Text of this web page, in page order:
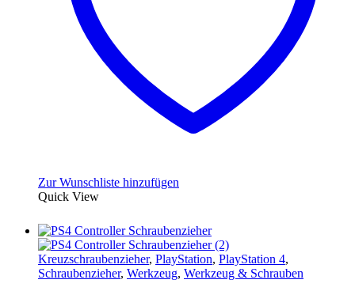
Zur Wunschliste hinzufügen
Quick View
Kreuzschraubenzieher, PlayStation, PlayStation 4,
Schraubenzieher, Werkzeug, Werkzeug & Schrauben